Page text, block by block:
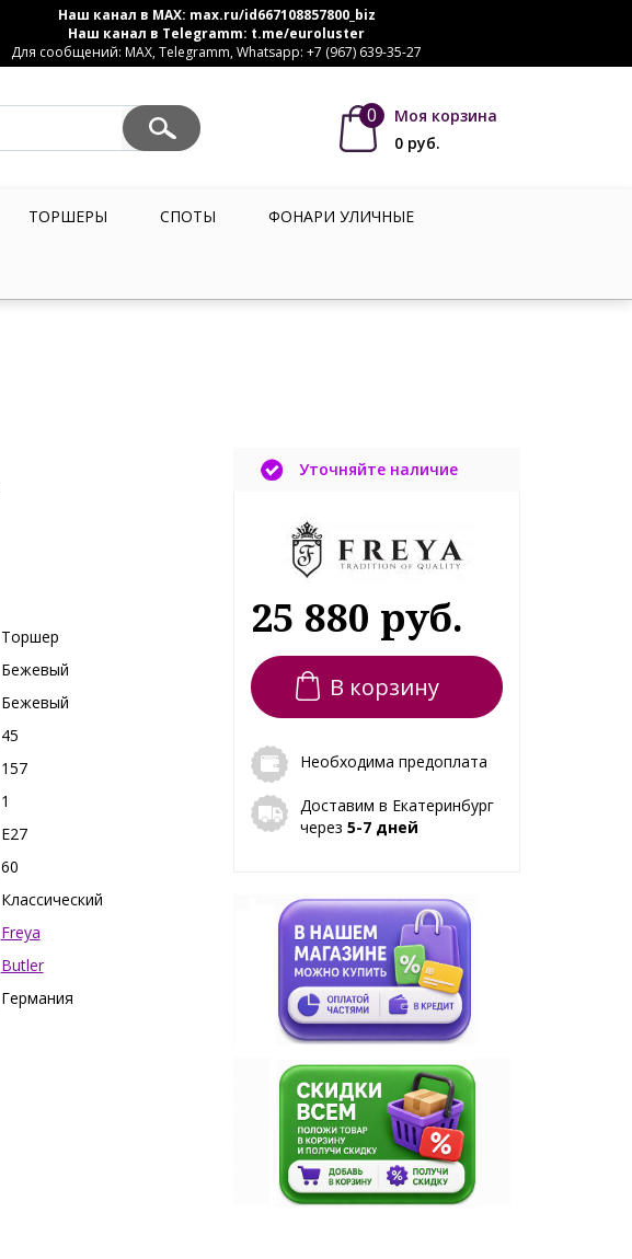
Наш канал в MAX: max.ru/id667108857800_biz
Наш канал в Telegramm: t.me/euroluster
Для сообщений: MAX, Telegramm, Whatsapp: +7 (967) 639-35-27
0
Моя корзина
0 руб.
ТОРШЕРЫ СПОТЫ ФОНАРИ УЛИЧНЫЕ
Торшер
Бежевый
Бежевый
45
157
1
E27
60
Классический
Freya
Butler
Германия
Уточняйте наличие
25 880 руб.
В корзину
Необходима предоплата
Доставим в Екатеринбург
через 5-7 дней